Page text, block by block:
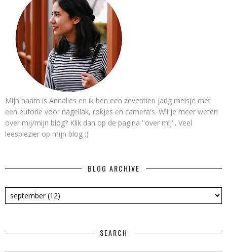
Mijn naam is Annalies en ik ben een zeventien jarig meisje met
een euforie voor nagellak, rokjes en camera's. Wil je meer weten
over mij/mijn blog? Klik dan op de pagina ''over mij''. Veel
leesplezier op mijn blog ;)
BLOG ARCHIVE
SEARCH